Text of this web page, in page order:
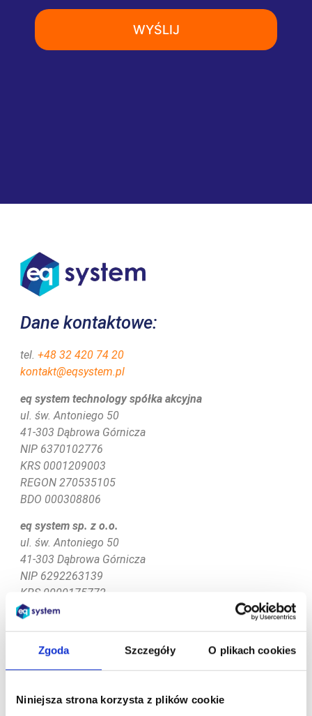
Zgoda Szczegóły O plikach cookies
Niniejsza strona korzysta z plików cookie
Dane kontaktowe:
tel. +48 32 420 74 20
kontakt@eqsystem.pl
eq system technology spółka akcyjna
ul. św. Antoniego 50
41-303 Dąbrowa Górnicza
NIP 6370102776
KRS 0001209003
REGON 270535105
BDO 000308806
eq system sp. z o.o.
ul. św. Antoniego 50
41-303 Dąbrowa Górnicza
NIP 6292263139
KRS 0000175772
REGON 278119464
ul. św. Antoniego 50
41-303 Dąbrowa Górnicza
KRS 0000486510